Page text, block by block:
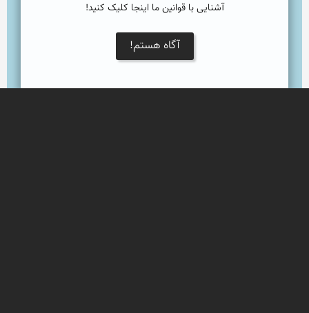
آشنایی با قوانین ما اینجا کلیک کنید!
آگاه هستم!